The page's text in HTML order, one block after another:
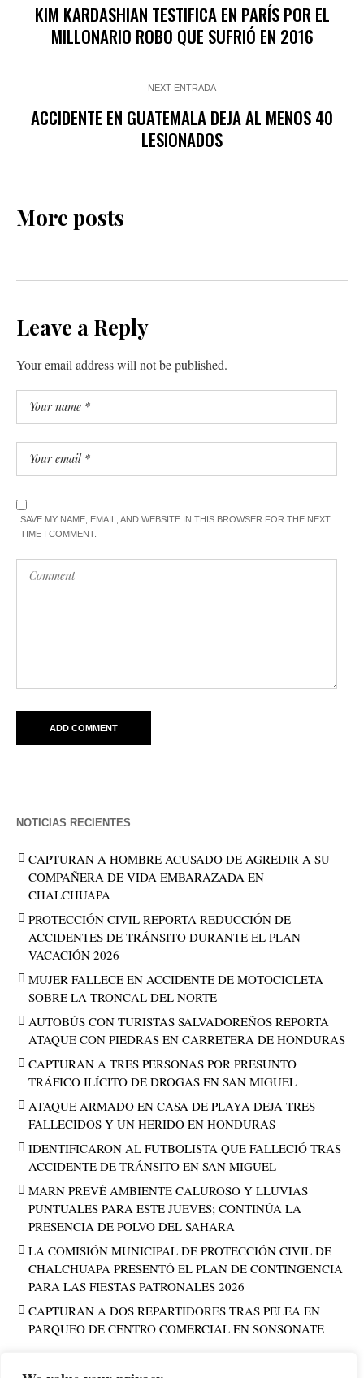
KIM KARDASHIAN TESTIFICA EN PARÍS POR EL
MILLONARIO ROBO QUE SUFRIÓ EN 2016
NEXT ENTRADA
ACCIDENTE EN GUATEMALA DEJA AL MENOS 40
LESIONADOS
More posts
Leave a Reply
Your email address will not be published.
SAVE MY NAME, EMAIL, AND WEBSITE IN THIS BROWSER FOR THE NEXT
TIME I COMMENT.
NOTICIAS RECIENTES
CAPTURAN A HOMBRE ACUSADO DE AGREDIR A SU
COMPAÑERA DE VIDA EMBARAZADA EN
CHALCHUAPA
PROTECCIÓN CIVIL REPORTA REDUCCIÓN DE
ACCIDENTES DE TRÁNSITO DURANTE EL PLAN
VACACIÓN 2026
MUJER FALLECE EN ACCIDENTE DE MOTOCICLETA
SOBRE LA TRONCAL DEL NORTE
AUTOBÚS CON TURISTAS SALVADOREÑOS REPORTA
ATAQUE CON PIEDRAS EN CARRETERA DE HONDURAS
CAPTURAN A TRES PERSONAS POR PRESUNTO
TRÁFICO ILÍCITO DE DROGAS EN SAN MIGUEL
ATAQUE ARMADO EN CASA DE PLAYA DEJA TRES
FALLECIDOS Y UN HERIDO EN HONDURAS
IDENTIFICARON AL FUTBOLISTA QUE FALLECIÓ TRAS
ACCIDENTE DE TRÁNSITO EN SAN MIGUEL
MARN PREVÉ AMBIENTE CALUROSO Y LLUVIAS
PUNTUALES PARA ESTE JUEVES; CONTINÚA LA
PRESENCIA DE POLVO DEL SAHARA
LA COMISIÓN MUNICIPAL DE PROTECCIÓN CIVIL DE
CHALCHUAPA PRESENTÓ EL PLAN DE CONTINGENCIA
PARA LAS FIESTAS PATRONALES 2026
CAPTURAN A DOS REPARTIDORES TRAS PELEA EN
PARQUEO DE CENTRO COMERCIAL EN SONSONATE